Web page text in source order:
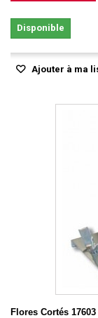
Disponible
Ajouter à ma
Flores Cortés